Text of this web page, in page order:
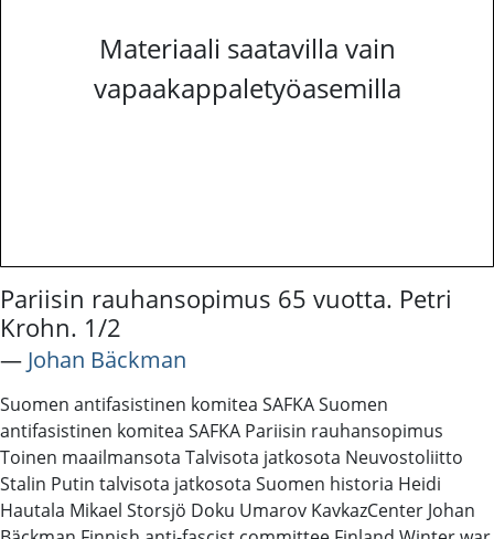
Materiaali saatavilla vain
vapaakappaletyöasemilla
Pariisin rauhansopimus 65 vuotta. Petri
Krohn. 1/2
― Johan Bäckman
Suomen antifasistinen komitea SAFKA Suomen
antifasistinen komitea SAFKA Pariisin rauhansopimus
Toinen maailmansota Talvisota jatkosota Neuvostoliitto
Stalin Putin talvisota jatkosota Suomen historia Heidi
Hautala Mikael Storsjö Doku Umarov KavkazCenter Johan